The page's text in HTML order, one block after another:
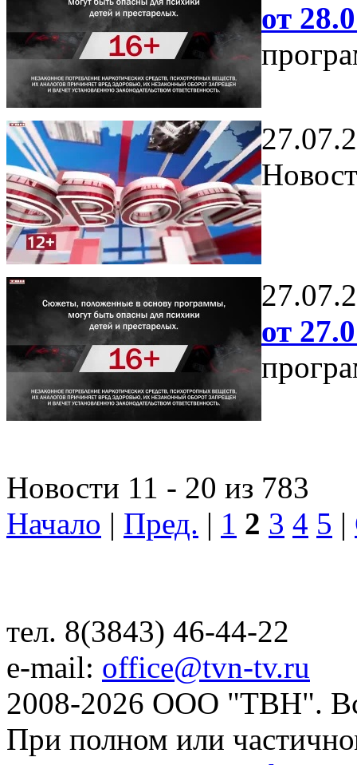
от
от
Новости 11 - 20 из 783
Начало | Пред. | 1 2 3 4 5 |
тел. 8(3843) 46-44-22
e-mail: office@tvn-tv.ru
2008-2026 ООО "ТВН".
При полном или